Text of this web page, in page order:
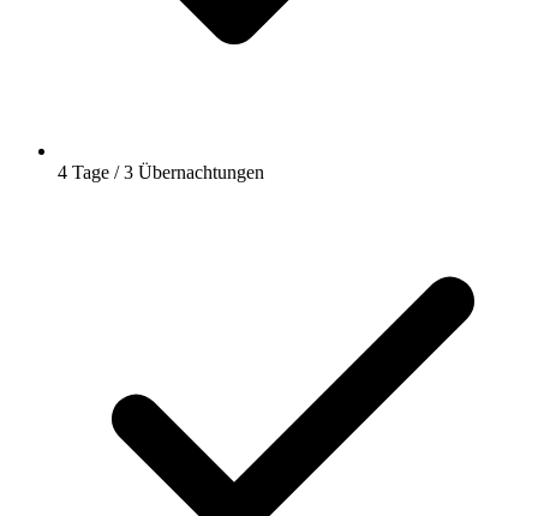
4 Tage / 3 Übernachtungen